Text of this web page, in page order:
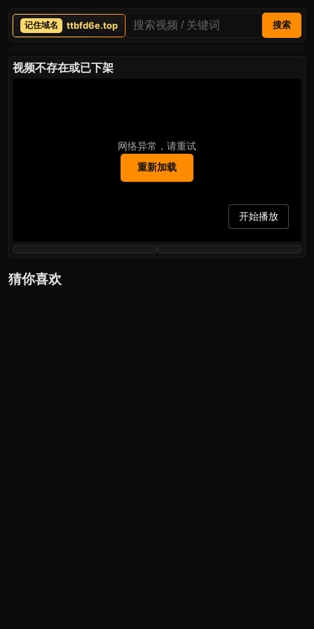
ttbfd6e.top 搜索
视频不存在或已下架
网络异常，请重试
重新加载
开始播放
猜你喜欢